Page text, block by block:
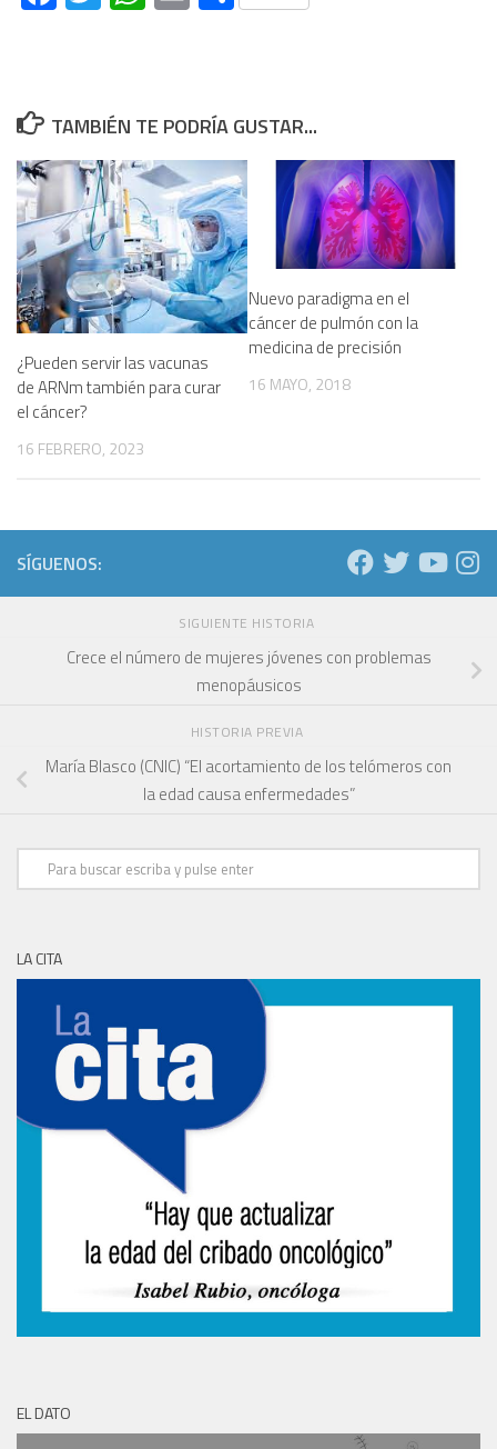
TAMBIÉN TE PODRÍA GUSTAR...
¿Pueden servir las vacunas
de ARNm también para curar
el cáncer?
16 FEBRERO, 2023
Nuevo paradigma en el
cáncer de pulmón con la
medicina de precisión
16 MAYO, 2018
SÍGUENOS:
SIGUIENTE HISTORIA
Crece el número de mujeres jóvenes con problemas
menopáusicos
HISTORIA PREVIA
María Blasco (CNIC) “El acortamiento de los telómeros con
la edad causa enfermedades”
LA CITA
EL DATO